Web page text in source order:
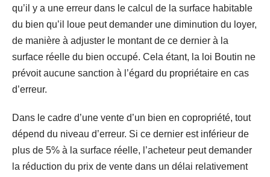
qu’il y a une erreur dans le calcul de la surface habitable
du bien qu’il loue peut demander une diminution du loyer,
de manière à adjuster le montant de ce dernier à la
surface réelle du bien occupé. Cela étant, la loi Boutin ne
prévoit aucune sanction à l’égard du propriétaire en cas
d’erreur.
Dans le cadre d’une vente d’un bien en copropriété, tout
dépend du niveau d’erreur. Si ce dernier est inférieur de
plus de 5% à la surface réelle, l’acheteur peut demander
la réduction du prix de vente dans un délai relativement